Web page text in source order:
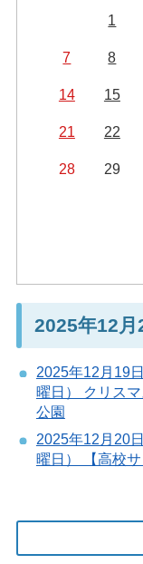
1
7 8
14 15
21 22
28 29
2025年12月
2025年12月19
曜日） クリス
公園
2025年12月20
曜日） 【高校